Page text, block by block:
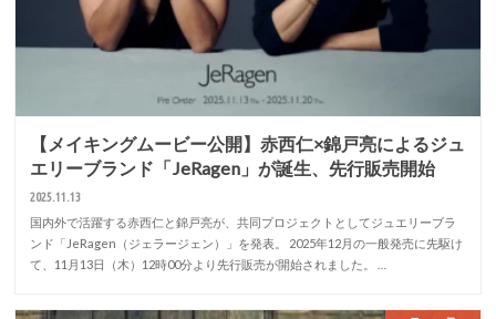
【メイキングムービー公開】赤西仁×錦戸亮によるジュ
エリーブランド「JeRagen」が誕生、先行販売開始
2025.11.13
国内外で活躍する赤西仁と錦戸亮が、共同プロジェクトとしてジュエリーブラ
ンド「JeRagen（ジェラージェン）」を発表。 2025年12月の一般発売に先駆け
て、11月13日（木）12時00分より先行販売が開始されました。 …